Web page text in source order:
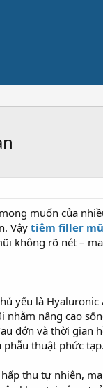
muốn của
Vậy tiêm filler
không rõ nét –
yếu là
nâng cao
đớn và thời
thuật phức tạp.
thụ tự nhiên,